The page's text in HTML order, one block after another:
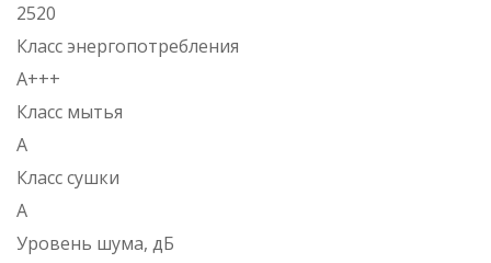
2520
Класс энергопотребления
A+++
Класс мытья
A
Класс сушки
A
Уровень шума, дБ